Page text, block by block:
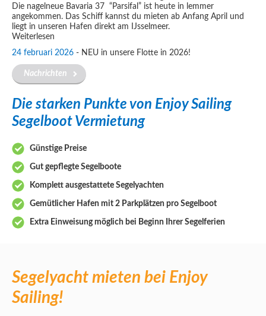
Die nagelneue Bavaria 37 “Parsifal” ist heute in lemmer
angekommen. Das Schiff kannst du mieten ab Anfang April und
liegt in unseren Hafen direkt am IJsselmeer.
Weiterlesen
24 februari 2026 - NEU in unsere Flotte in 2026!
Nachrichten
Die starken Punkte von Enjoy Sailing
Segelboot Vermietung
Günstige Preise
Gut gepflegte Segelboote
Komplett ausgestattete Segelyachten
Gemütlicher Hafen mit 2 Parkplätzen pro Segelboot
Extra Einweisung möglich bei Beginn Ihrer Segelferien
Segelyacht mieten bei Enjoy
Sailing!